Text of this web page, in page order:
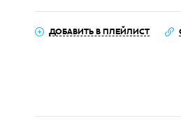
ДОБАВИТЬ В ПЛЕЙЛИСТ